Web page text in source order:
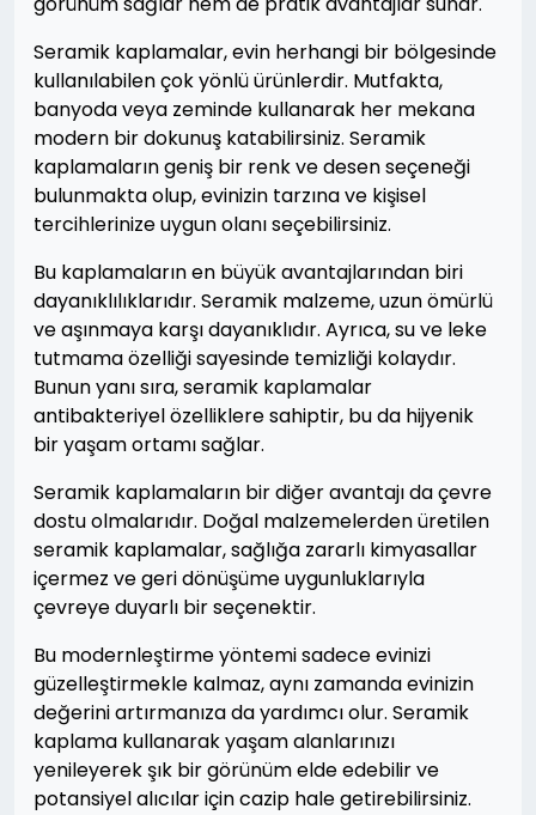
Seramik kaplamalar, evin herhangi bir bölgesinde
kullanılabilen çok yönlü ürünlerdir. Mutfakta,
banyoda veya zeminde kullanarak her mekana
modern bir dokunuş katabilirsiniz. Seramik
kaplamaların geniş bir renk ve desen seçeneği
bulunmakta olup, evinizin tarzına ve kişisel
tercihlerinize uygun olanı seçebilirsiniz.
Bu kaplamaların en büyük avantajlarından biri
dayanıklılıklarıdır. Seramik malzeme, uzun ömürlü
ve aşınmaya karşı dayanıklıdır. Ayrıca, su ve leke
tutmama özelliği sayesinde temizliği kolaydır.
Bunun yanı sıra, seramik kaplamalar
antibakteriyel özelliklere sahiptir, bu da hijyenik
bir yaşam ortamı sağlar.
Seramik kaplamaların bir diğer avantajı da çevre
dostu olmalarıdır. Doğal malzemelerden üretilen
seramik kaplamalar, sağlığa zararlı kimyasallar
içermez ve geri dönüşüme uygunluklarıyla
çevreye duyarlı bir seçenektir.
Bu modernleştirme yöntemi sadece evinizi
güzelleştirmekle kalmaz, aynı zamanda evinizin
değerini artırmanıza da yardımcı olur. Seramik
kaplama kullanarak yaşam alanlarınızı
yenileyerek şık bir görünüm elde edebilir ve
potansiyel alıcılar için cazip hale getirebilirsiniz.